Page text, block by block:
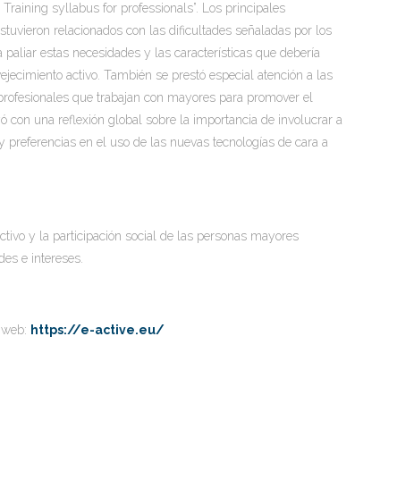
syllabus for professionals”. Los principales
relacionados con las dificultades señaladas por los
estas necesidades y las características que debería
activo. También se prestó especial atención a las
que trabajan con mayores para promover el
con una reflexión global sobre la importancia de involucrar a
en el uso de las nuevas tecnologías de cara a
y la participación social de las personas mayores
e intereses.
https://e-active.eu/